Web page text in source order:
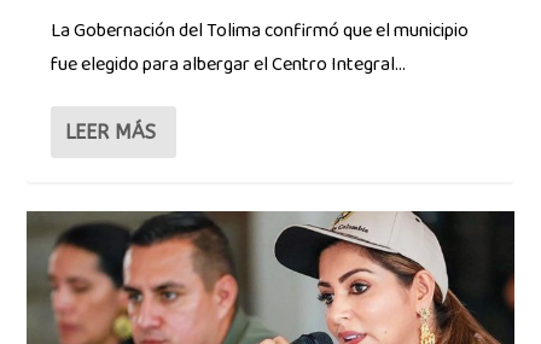
La Gobernación del Tolima confirmó que el municipio
fue elegido para albergar el Centro Integral...
LEER MÁS